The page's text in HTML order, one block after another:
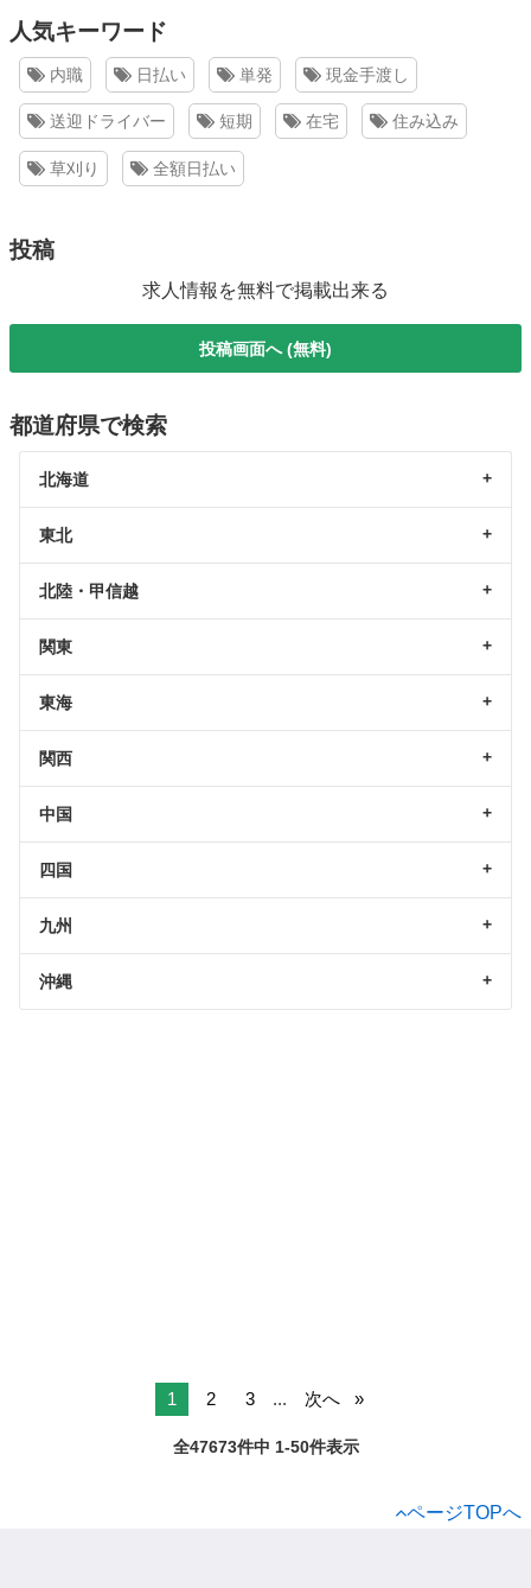
人気キーワード
内職 日払い 単発 現金手渡し
送迎ドライバー 短期 在宅 住み込み
草刈り 全額日払い
投稿
求人情報を無料で掲載出来る
投稿画面へ (無料)
都道府県で検索
北海道
東北
北陸・甲信越
関東
東海
関西
中国
四国
九州
沖縄
1 2 3 ... 次へ
全47673件中 1-50件表示
ページTOPへ